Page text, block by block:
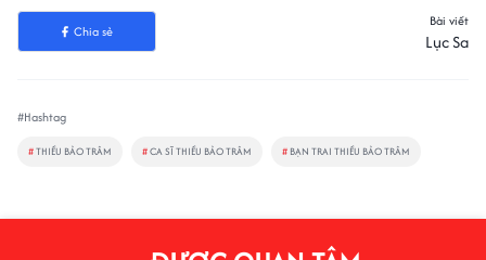
Chia sẻ
Bài viết
Lục Sa
#Hashtag
#THIỀU BẢO TRÂM #CA SĨ THIỀU BẢO TRÂM # BẠN TRAI THIỀU BẢO TRÂM